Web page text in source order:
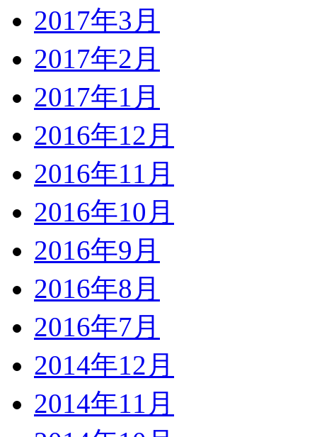
2017年3月
2017年2月
2017年1月
2016年12月
2016年11月
2016年10月
2016年9月
2016年8月
2016年7月
2014年12月
2014年11月